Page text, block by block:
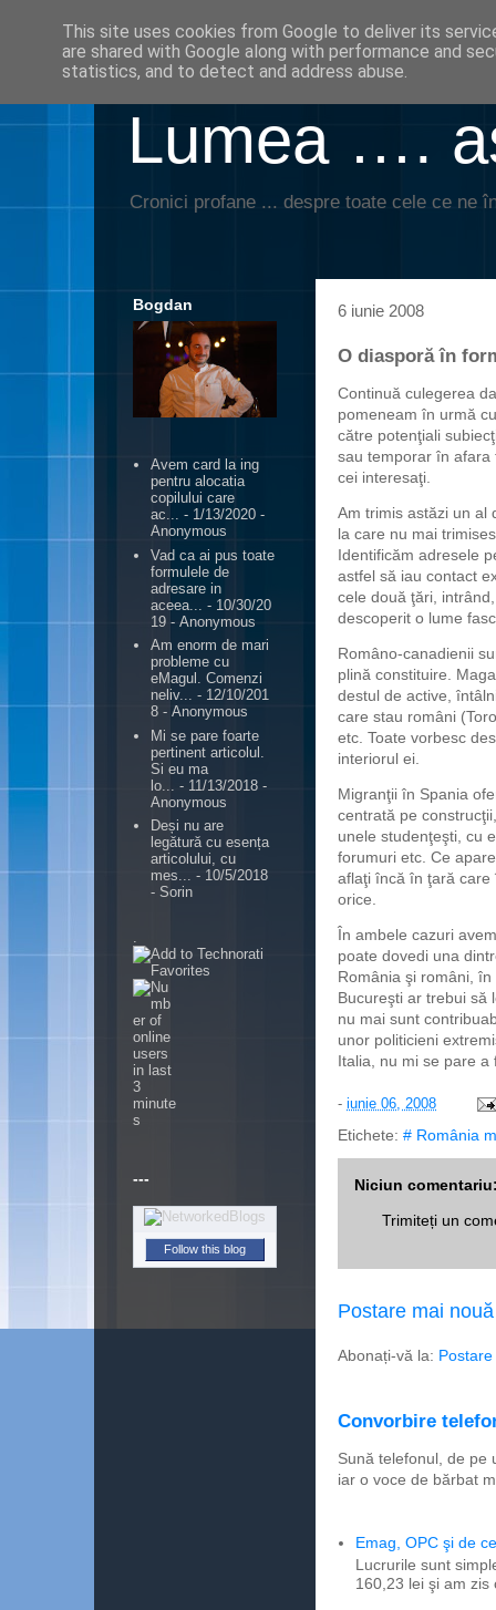
Lumea ….
Cronici profane ... despre toate cele ce ne
6 iunie 2008
O diasporă în
Continuă culegerea
pomeneam în urmă
către potenţiali
sau temporar în afara
cei interesaţi.
Am trimis astăzi un al
la care nu mai
Identificăm adresele
astfel să iau contact
cele două ţări,
descoperit o lume
Româno-canadienii
plină constituire.
destul de active,
care stau români
etc. Toate vorbesc
interiorul ei.
Migranţii în Spania
centrată pe
unele studenţeşti, cu
forumuri etc. Ce
aflaţi încă în ţară care
orice.
În ambele cazuri
poate dovedi una
România şi români,
Bucureşti ar trebui să
nu mai sunt
unor politicieni
Italia, nu mi se pare a
- iunie 06, 2008
Etichete: # România
Niciun
Trimiteți un
Postare mai nouă
Abonați-vă la:
Convorbire
Sună telefonul, de pe
iar o voce de bărbat
Emag, OPC şi de
Lucrurile sunt
160,23 lei şi am
Bogdan
Avem card la ing
pentru alocatia
copilului care
ac... - 1/13/2020 -
Anonymous
Vad ca ai pus toate
formulele de
adresare in
aceea...
- 10/30/20
19 - Anonymous
Am enorm de mari
probleme cu
eMagul. Comenzi
neliv... - 12/10/201
8 - Anonymous
Mi se pare foarte
pertinent articolul.
Si eu ma
lo...
- 11/13/2018 -
Anonymous
Deși nu are
legătură cu esența
articolului, cu
mes... - 10/5/2018
- Sorin
---
Follow this blog
This site uses cookies from Google to deliver its
are shared with Google along with performance and
statistics, and to detect and address abuse.